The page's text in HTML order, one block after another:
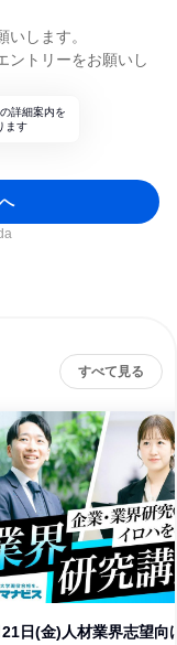
します。
ントリーをお願いし
詳細案内を
ます
すべて見る
日(金)人材業界志望向